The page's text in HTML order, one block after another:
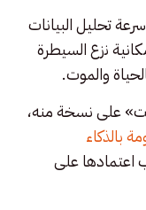
تحليل البيانات
نزع السيطرة
والموت.
على نسخة منه،
بالذكاء
اعتمادها على